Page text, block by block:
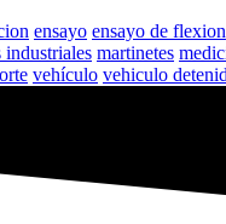
ensayo ensayo de flexion
industriales martinetes
vehículo vehiculo